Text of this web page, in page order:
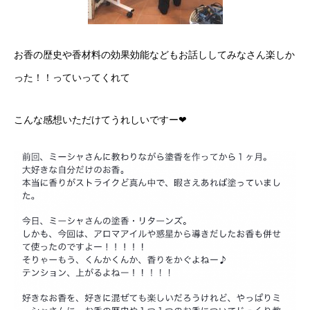
お香の歴史や香材料の効果効能などもお話ししてみなさん楽しか
った！！っていってくれて
こんな感想いただけてうれしいですー❤